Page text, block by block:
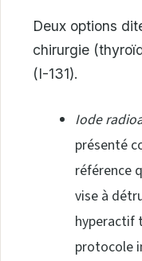
Deux options
chirurgie
(I-131).
Iode
présenté
référence
vise à
hyperactif
protocole